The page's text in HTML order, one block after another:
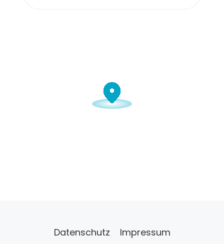
Datenschutz Impressum